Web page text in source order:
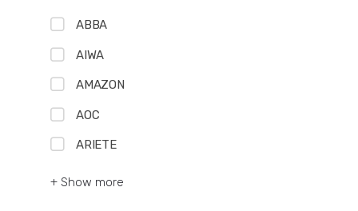
ABBA
AIWA
AMAZON
AOC
ARIETE
+ Show more